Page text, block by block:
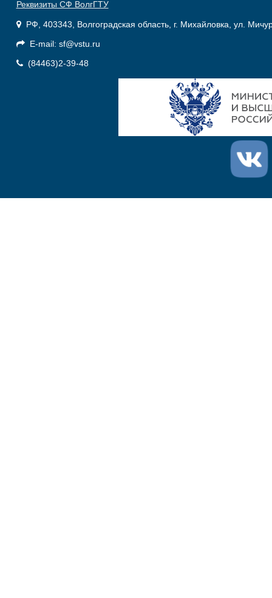
Реквизиты СФ ВолгГТУ
РФ, 403343, Волгоградская область, г. Михайловка, ул.
E-mail: sf@vstu.ru
(84463)2-39-48